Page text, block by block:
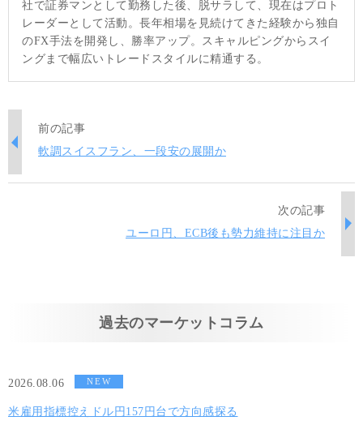
社で証券マンとして勤務した後、脱サラして、現在はプロト
レーダーとして活動。長年相場を見続けてきた経験から独自
のFX手法を開発し、勝率アップ。スキャルピングからスイ
ングまで幅広いトレードスタイルに精通する。
前の記事
軟調スイスフラン、一段安の展開か
次の記事
ユーロ円、ECB後も勢力維持に注目か
過去のマーケットコラム
2026.08.06 NEW
米雇用指標控えドル円157円台で方向感探る